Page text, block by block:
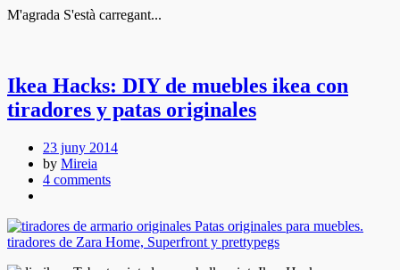
M'agrada S'està carregant...
Ikea Hacks: DIY de muebles ikea con
tiradores y patas originales
23 juny 2014
by Mireia
4 comments